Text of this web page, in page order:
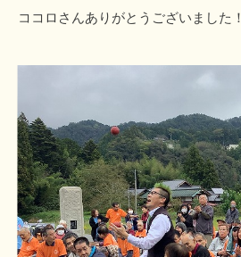
ココロさんありがとうございました！